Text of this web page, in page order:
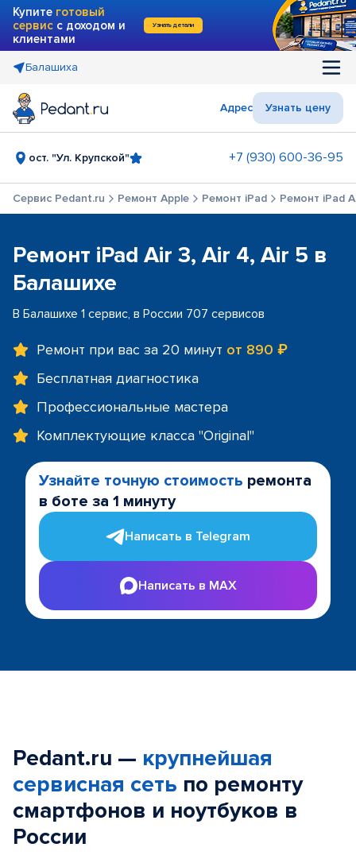
Купите готовый
сервис с доходом и
клиентами
Узнать детали
Балашиха
Адрес Узнать цену
ост. "Ул. Крупской" +7 (930) 600-36-95
Сервис Pedant.ru Ремонт Apple Ремонт iPad Ремонт iPad
Ремонт iPad Air 3, Air 4, Air 5 в
Балашихе
В Балашихе 1 сервис, в России 707 сервисов
Ремонт при вас за 20 минут от 890 ₽
Бесплатная диагностика
Профессиональные мастера
Комплектующие класса "Original"
Узнайте точную стоимость ремонта
в боте за 1 минуту
Написать в Telegram
Написать в MAX
Pedant.ru — крупнейшая
сервисная сеть по ремонту
смартфонов и ноутбуков в
России